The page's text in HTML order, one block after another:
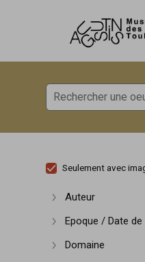
Accèder directement
Accèder directement
Seulement avec
Afficher plus
Auteur
Afficher plus
Epoque / Date
Afficher plus
Domaine